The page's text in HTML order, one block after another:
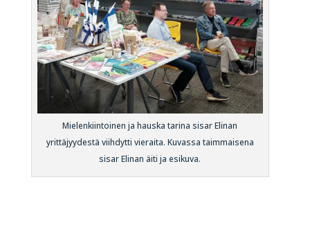
Mielenkiintoinen ja hauska tarina sisar Elinan
yrittäjyydestä viihdytti vieraita. Kuvassa taimmaisena
sisar Elinan äiti ja esikuva.